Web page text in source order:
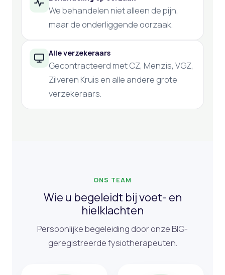
We behandelen niet alleen de pijn,
maar de onderliggende oorzaak.
Alle verzekeraars
Gecontracteerd met CZ, Menzis, VGZ,
Zilveren Kruis en alle andere grote
verzekeraars.
ONS TEAM
Wie u begeleidt bij voet- en
hielklachten
Persoonlijke begeleiding door onze BIG-
geregistreerde fysiotherapeuten.